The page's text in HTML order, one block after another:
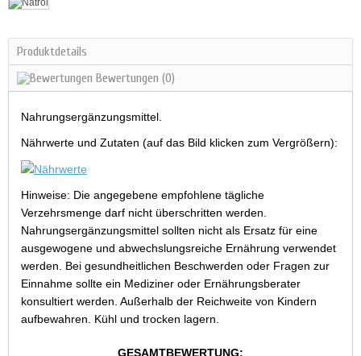
Produktdetails
Bewertungen (0)
Nahrungsergänzungsmittel.
Nährwerte und Zutaten (auf das Bild klicken zum Vergrößern):
Hinweise: Die angegebene empfohlene tägliche
Verzehrsmenge darf nicht überschritten werden.
Nahrungsergänzungsmittel sollten nicht als Ersatz für eine
ausgewogene und abwechslungsreiche Ernährung verwendet
werden. Bei gesundheitlichen Beschwerden oder Fragen zur
Einnahme sollte ein Mediziner oder Ernährungsberater
konsultiert werden. Außerhalb der Reichweite von Kindern
aufbewahren. Kühl und trocken lagern.
GESAMTBEWERTUNG: